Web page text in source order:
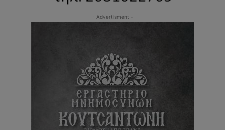
- Advertisment -